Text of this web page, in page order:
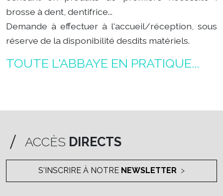
brosse à dent, dentifrice...
Demande à effectuer à l'accueil/réception, sous
réserve de la disponibilité desdits matériels.
TOUTE L'ABBAYE EN PRATIQUE...
ACCÈS DIRECTS
S'INSCRIRE À NOTRE NEWSLETTER